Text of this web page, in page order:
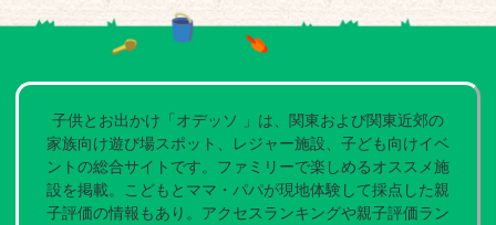
子供とお出かけ「オデッソ 」は、関東および関東近郊の
家族向け遊び場スポット、レジャー施設、子ども向けイベ
ントの総合サイトです。ファミリーで楽しめるオススメ施
設を掲載。こどもとママ・パパが現地体験して採点した親
子評価の情報もあり。アクセスランキングや親子評価ラン